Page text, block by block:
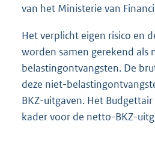
van het Ministerie van
Het verplicht eigen risico en
worden samen gerekend als
belastingontvangsten. De
deze niet-
BKZ-uitgaven. Het
kader voor de netto-BKZ-